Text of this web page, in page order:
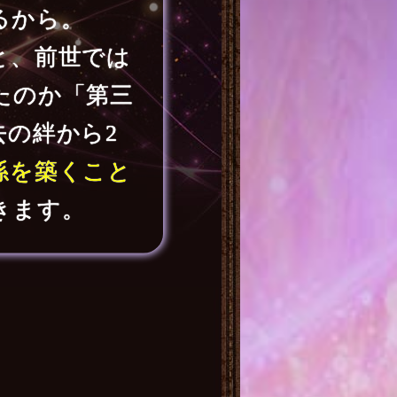
から。
前世では
のか「第三
の絆から2
築くこと
す。